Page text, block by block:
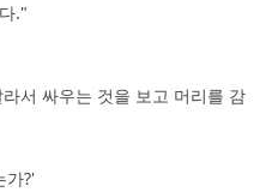
."
서 싸우는 것을 보고 머리를 감
가?'